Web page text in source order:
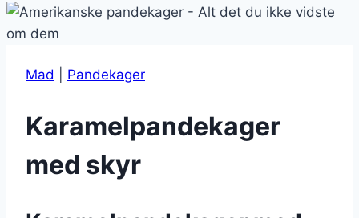
Mad Pandekager
Karamelpandekager
med skyr